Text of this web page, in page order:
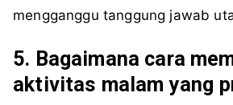
mengganggu tanggung jawab
5. Bagaimana cara
aktivitas malam yang